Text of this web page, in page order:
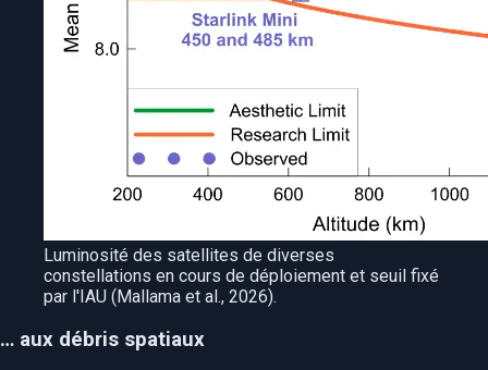
Luminosité des satellites de diverses
constellations en cours de déploiement et seuil fixé
par l'IAU (Mallama et al., 2026).
… aux débris spatiaux